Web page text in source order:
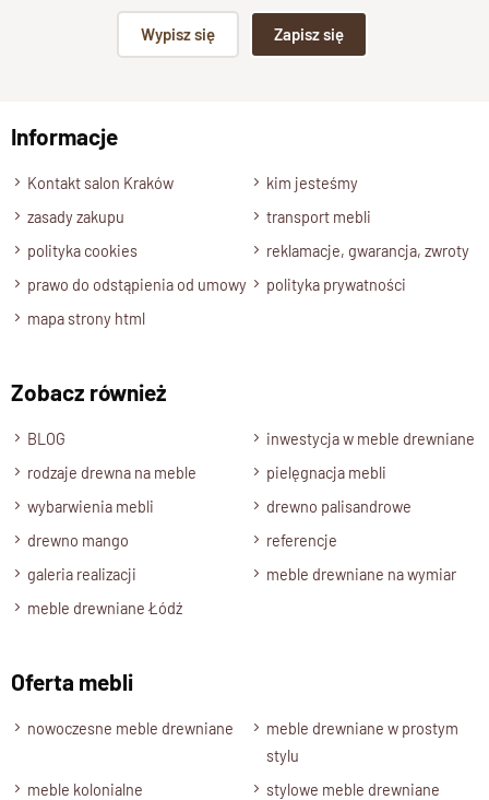
Wypisz się Zapisz się
Informacje
Kontakt salon Kraków
kim jesteśmy
zasady zakupu
transport mebli
polityka cookies
reklamacje, gwarancja, zwroty
prawo do odstąpienia od umowy
polityka prywatności
mapa strony html
Zobacz również
BLOG
inwestycja w meble drewniane
rodzaje drewna na meble
pielęgnacja mebli
wybarwienia mebli
drewno palisandrowe
drewno mango
referencje
galeria realizacji
meble drewniane na wymiar
meble drewniane Łódź
Oferta mebli
nowoczesne meble drewniane
meble drewniane w prostym
stylu
meble kolonialne
stylowe meble drewniane